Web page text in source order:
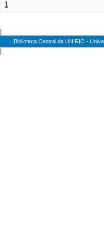
1
Biblioteca Central da UNIRIO -